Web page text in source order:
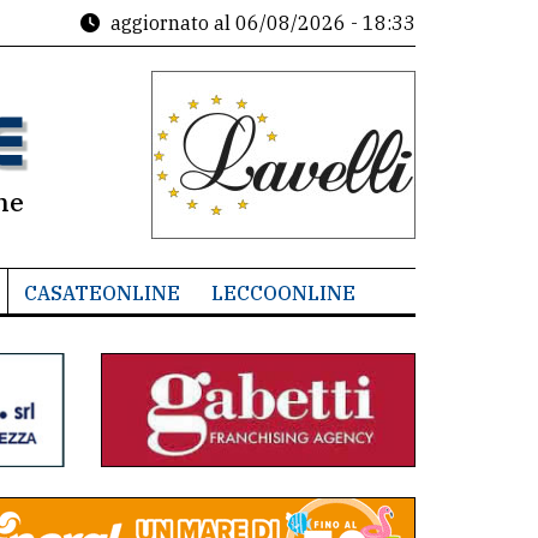
aggiornato al 06/08/2026 - 18:33
CASATEONLINE LECCOONLINE